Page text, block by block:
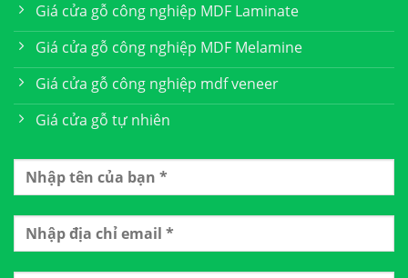
Giá cửa gỗ công nghiệp MDF Laminate
Giá cửa gỗ công nghiệp MDF Melamine
Giá cửa gỗ công nghiệp mdf veneer
Giá cửa gỗ tự nhiên